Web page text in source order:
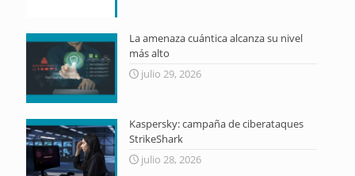
La amenaza cuántica alcanza su nivel
más alto
julio 29, 2026
Kaspersky: campaña de ciberataques
StrikeShark
julio 28, 2026